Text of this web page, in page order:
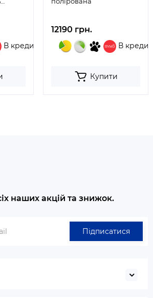
В кредит
12190 грн.
В кредит
Купити
наших акцій та знижок.
Підписатися